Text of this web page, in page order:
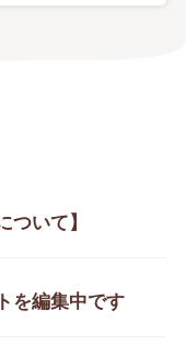
いて】
を編集中です